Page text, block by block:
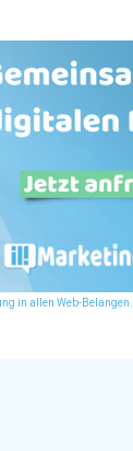
in allen Web-Belangen.